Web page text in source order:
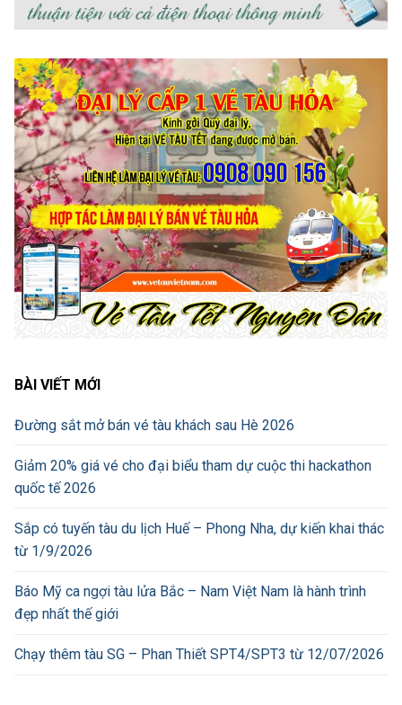
BÀI VIẾT MỚI
Đường sắt mở bán vé tàu khách sau Hè 2026
Giảm 20% giá vé cho đại biểu tham dự cuộc thi hackathon
quốc tế 2026
Sắp có tuyến tàu du lịch Huế – Phong Nha, dự kiến khai thác
từ 1/9/2026
Báo Mỹ ca ngợi tàu lửa Bắc – Nam Việt Nam là hành trình
đẹp nhất thế giới
Chạy thêm tàu SG – Phan Thiết SPT4/SPT3 từ 12/07/2026